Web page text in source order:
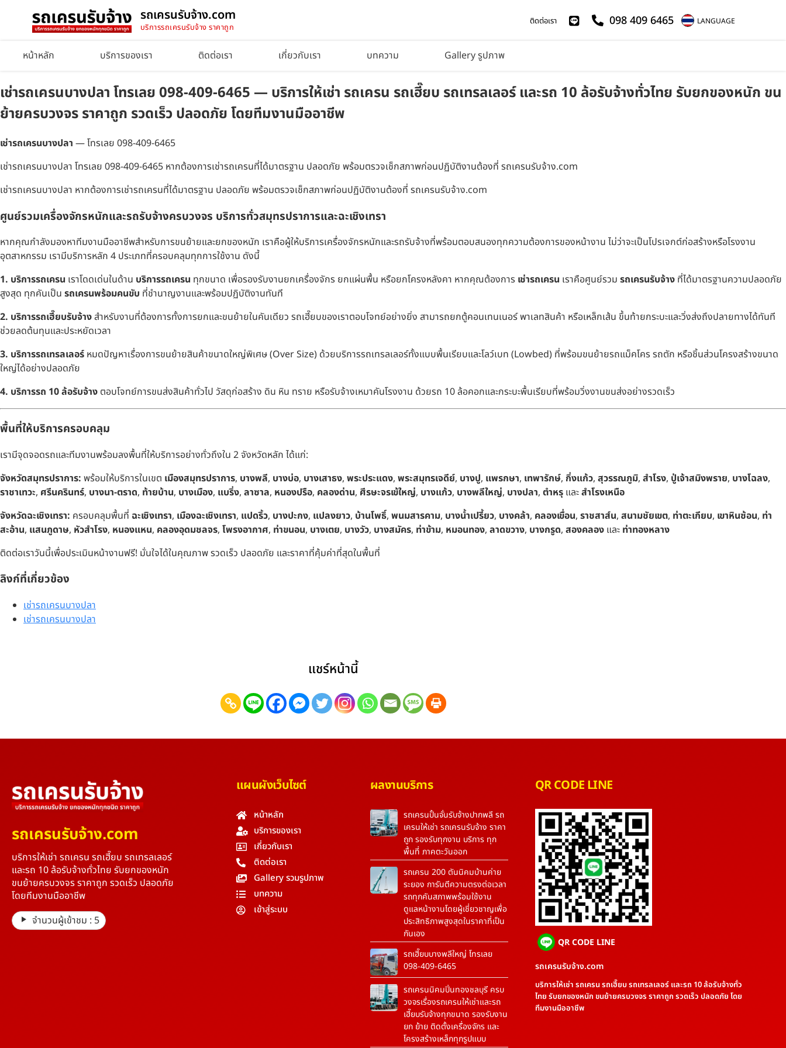
รถเครนรับจ้าง.com
บริการรถเครนรับจ้าง ราคาถูก
ติดต่อเรา 098 409 6465 LANGUAGE
หน้าหลัก บริการของเรา ติดต่อเรา เกี่ยวกับเรา บทความ Gallery รูปภาพ
เช่ารถเครนบางปลา โทรเลย 098-409-6465 — บริการให้เช่า รถเครน รถเฮี๊ยบ รถเทรลเลอร์ และรถ 10 ล้อรับจ้างทั่วไทย รับยกของหนัก ขน
ย้ายครบวงจร ราคาถูก รวดเร็ว ปลอดภัย โดยทีมงานมืออาชีพ
เช่ารถเครนบางปลา — โทรเลย 098-409-6465
เช่ารถเครนบางปลา โทรเลย 098-409-6465 หากต้องการเช่ารถเครนที่ได้มาตรฐาน ปลอดภัย พร้อมตรวจเช็กสภาพก่อนปฏิบัติงานต้องที่ รถเครนรับจ้าง.com
เช่ารถเครนบางปลา หากต้องการเช่ารถเครนที่ได้มาตรฐาน ปลอดภัย พร้อมตรวจเช็กสภาพก่อนปฏิบัติงานต้องที่ รถเครนรับจ้าง.com
ศูนย์รวมเครื่องจักรหนักและรถรับจ้างครบวงจร บริการทั่วสมุทรปราการและฉะเชิงเทรา
หากคุณกำลังมองหาทีมงานมืออาชีพสำหรับการขนย้ายและยกของหนัก เราคือผู้ให้บริการเครื่องจักรหนักและรถรับจ้างที่พร้อมตอบสนองทุกความต้องการของหน้างาน ไม่ว่าจะเป็นโปรเจกต์ก่อสร้างหรือโรงงาน
อุตสาหกรรม เรามีบริการหลัก 4 ประเภทที่ครอบคลุมทุกการใช้งาน ดังนี้
1. บริการรถเครน เราโดดเด่นในด้าน บริการรถเครน ทุกขนาด เพื่อรองรับงานยกเครื่องจักร ยกแผ่นพื้น หรือยกโครงหลังคา หากคุณต้องการ เช่ารถเครน เราคือศูนย์รวม รถเครนรับจ้าง ที่ได้มาตรฐานความปลอดภัย
สูงสุด ทุกคันเป็น รถเครนพร้อมคนขับ ที่ชำนาญงานและพร้อมปฏิบัติงานทันที
2. บริการรถเฮี๊ยบรับจ้างสำหรับงานที่ต้องการทั้งการยกและขนย้ายในคันเดียว รถเฮี๊ยบของเราตอบโจทย์อย่างยิ่ง สามารถยกตู้คอนเทนเนอร์ พาเลทสินค้า หรือเหล็กเส้น ขึ้นท้ายกระบะและวิ่งส่งถึงปลายทางได้ทันที
ช่วยลดต้นทุนและประหยัดเวลา
3. บริการรถเทรลเลอร์ หมดปัญหาเรื่องการขนย้ายสินค้าขนาดใหญ่พิเศษ (Over Size) ด้วยบริการรถเทรลเลอร์ทั้งแบบพื้นเรียบและโลว์เบท (Lowbed) ที่พร้อมขนย้ายรถแม็คโคร รถตัก หรือชิ้นส่วนโครงสร้างขนาด
ใหญ่ได้อย่างปลอดภัย
4. บริการรถ 10 ล้อรับจ้าง ตอบโจทย์การขนส่งสินค้าทั่วไป วัสดุก่อสร้าง ดิน หิน ทราย หรือรับจ้างเหมาคันโรงงาน ด้วยรถ 10 ล้อคอกและกระบะพื้นเรียบที่พร้อมวิ่งงานขนส่งอย่างรวดเร็ว
พื้นที่ให้บริการครอบคลุม
เรามีจุดจอดรถและทีมงานพร้อมลงพื้นที่ให้บริการอย่างทั่วถึงใน 2 จังหวัดหลัก ได้แก่:
จังหวัดสมุทรปราการ: พร้อมให้บริการในเขต เมืองสมุทรปราการ, บางพลี, บางบ่อ, บางเสาธง, พระประแดง, พระสมุทรเจดีย์, บางปู, แพรกษา, เทพารักษ์, กิ่งแก้ว, สุวรรณภูมิ, สำโรง, ปู่เจ้าสมิงพราย, บางโฉลง,
ราชาเทวะ, ศรีนครินทร์, บางนา-ตราด, ท้ายบ้าน, บางเมือง, แบริ่ง, ลาซาล, หนองปรือ, คลองด่าน, ศีรษะจรเข้ใหญ่, บางแก้ว, บางพลีใหญ่, บางปลา, ตำหรุ และสำโรงเหนือ
จังหวัดฉะเชิงเทรา: ครอบคลุมพื้นที่ ฉะเชิงเทรา, เมืองฉะเชิงเทรา, แปดริ้ว, บางปะกง, แปลงยาว, บ้านโพธิ์, พนมสารคาม, บางน้ำเปรี้ยว, บางคล้า, คลองเขื่อน, ราชสาส์น, สนามชัยเขต, ท่าตะเกียบ, เขาหินซ้อน, ท่า
สะอ้าน, แสนภูดาษ, หัวสำโรง, หนองแหน, คลองอุดมชลจร, โพรงอากาศ, ท่าขนอน, บางเตย, บางวัว, บางสมัคร, ท่าข้าม, หมอนทอง, ลาดขวาง, บางกรูด, สองคลอง และ ท่าทองหลาง
ติดต่อเราวันนี้เพื่อประเมินหน้างานฟรี! มั่นใจได้ในคุณภาพ รวดเร็ว ปลอดภัย และราคาที่คุ้มค่าที่สุดในพื้นที่
ลิงก์ที่เกี่ยวข้อง
เช่ารถเครนบางปลา
เช่ารถเครนบางปลา
แชร์หน้านี้
รถเครนรับจ้าง.com
บริการให้เช่า รถเครน รถเฮี๊ยบ รถเทรลเลอร์
และรถ 10 ล้อรับจ้างทั่วไทย รับยกของหนัก
ขนย้ายครบวงจร ราคาถูก รวดเร็ว ปลอดภัย
โดยทีมงานมืออาชีพ
จำนวนผู้เข้าชม : 5
แผนผังเว็บไซต์
หน้าหลัก
บริการของเรา
เกี่ยวกับเรา
ติดต่อเรา
Gallery รวมรูปภาพ
บทความ
เข้าสู่ระบบ
ผลงานบริการ
รถเครนปั้นจั่นรับจ้างปากพลี รถ
เครนให้เช่า รถเครนรับจ้าง ราคา
ถูก รองรับทุกงาน บริการ ทุก
พื้นที่ ภาคตะวันออก
รถเครน 200 ตันนิคมบ้านค่าย
ระยอง การันตีความตรงต่อเวลา
รถทุกคันสภาพพร้อมใช้งาน
ดูแลหน้างานโดยผู้เชี่ยวชาญเพื่อ
ประสิทธิภาพสูงสุดในราคาที่เป็น
กันเอง
รถเฮี๊ยบบางพลีใหญ่ โทรเลย
098-409-6465
รถเครนนิคมปิ่นทองชลบุรี ครบ
วงจรเรื่องรถเครนให้เช่าและรถ
เฮี๊ยบรับจ้างทุกขนาด รองรับงาน
ยก ย้าย ติดตั้งเครื่องจักร และ
โครงสร้างเหล็กทุกรูปแบบ
QR CODE LINE
QR CODE LINE
รถเครนรับจ้าง.com
บริการให้เช่า รถเครน รถเฮี๊ยบ รถเทรลเลอร์ และรถ 10 ล้อรับจ้างทั่ว
ไทย รับยกของหนัก ขนย้ายครบวงจร ราคาถูก รวดเร็ว ปลอดภัย โดย
ทีมงานมืออาชีพ